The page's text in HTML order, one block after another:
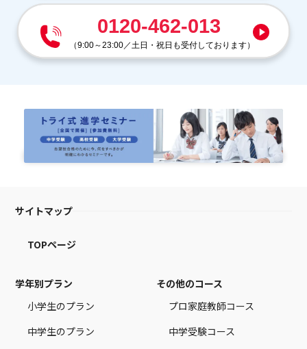
0120-462-013
（9:00～23:00／ 土日・祝日も受付しております）
サイトマップ
TOPページ
学年別プラン
小学生のプラン
中学生のプラン
その他のコース
プロ家庭教師コース
中学受験コース